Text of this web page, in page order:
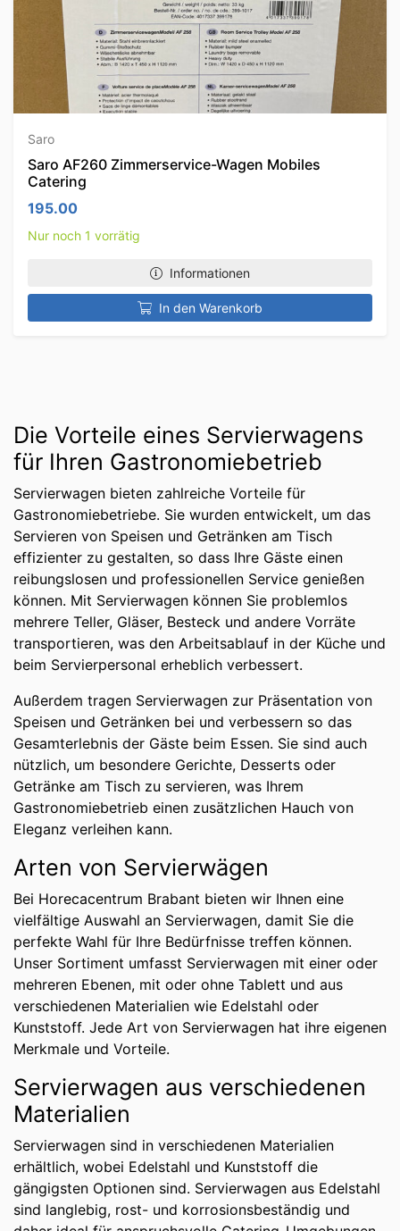
Saro
Saro AF260 Zimmerservice-Wagen Mobiles
Catering
195.00
Nur noch 1 vorrätig
Informationen
In den Warenkorb
Die Vorteile eines Servierwagens
für Ihren Gastronomiebetrieb
Servierwagen bieten zahlreiche Vorteile für
Gastronomiebetriebe. Sie wurden entwickelt, um das
Servieren von Speisen und Getränken am Tisch
effizienter zu gestalten, so dass Ihre Gäste einen
reibungslosen und professionellen Service genießen
können. Mit Servierwagen können Sie problemlos
mehrere Teller, Gläser, Besteck und andere Vorräte
transportieren, was den Arbeitsablauf in der Küche und
beim Servierpersonal erheblich verbessert.
Außerdem tragen Servierwagen zur Präsentation von
Speisen und Getränken bei und verbessern so das
Gesamterlebnis der Gäste beim Essen. Sie sind auch
nützlich, um besondere Gerichte, Desserts oder
Getränke am Tisch zu servieren, was Ihrem
Gastronomiebetrieb einen zusätzlichen Hauch von
Eleganz verleihen kann.
Arten von Servierwägen
Bei Horecacentrum Brabant bieten wir Ihnen eine
vielfältige Auswahl an Servierwagen, damit Sie die
perfekte Wahl für Ihre Bedürfnisse treffen können.
Unser Sortiment umfasst Servierwagen mit einer oder
mehreren Ebenen, mit oder ohne Tablett und aus
verschiedenen Materialien wie Edelstahl oder
Kunststoff. Jede Art von Servierwagen hat ihre eigenen
Merkmale und Vorteile.
Servierwagen aus verschiedenen
Materialien
Servierwagen sind in verschiedenen Materialien
erhältlich, wobei Edelstahl und Kunststoff die
gängigsten Optionen sind. Servierwagen aus Edelstahl
sind langlebig, rost- und korrosionsbeständig und